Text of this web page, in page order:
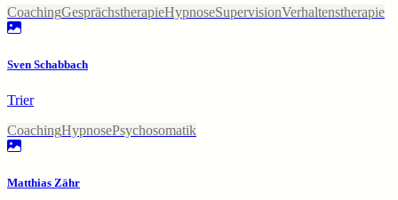
CoachingGesprächstherapieHypnoseSupervisionVerhaltenstherapie
Sven Schabbach
Trier
CoachingHypnosePsychosomatik
Matthias Zähr